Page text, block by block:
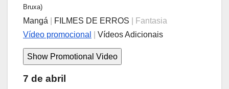
Bruxa)
Mangá FILMES DE ERROS
| Fantasia
Vídeo promocional
Vídeos Adicionais
7 de abril